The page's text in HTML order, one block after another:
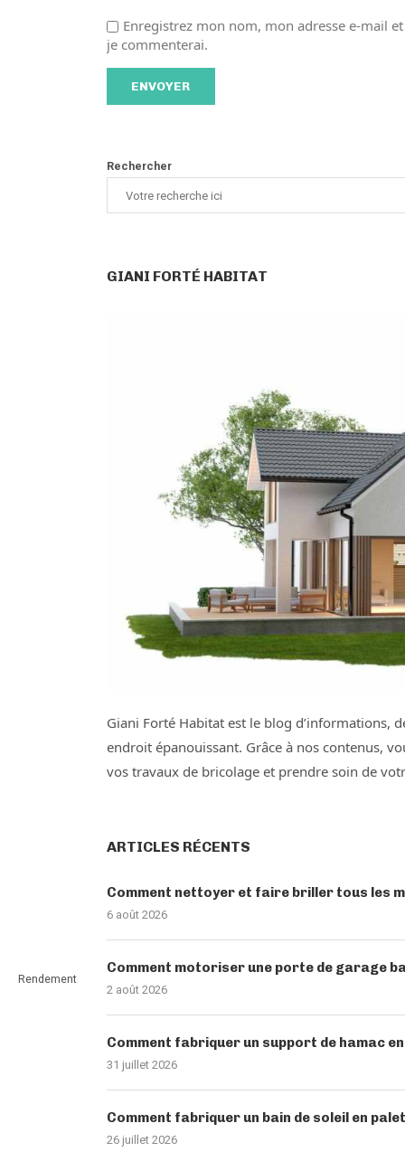
Rendement
Enregistrez mon nom, mon adresse e-mail
je commenterai.
Rechercher
GIANI FORTÉ HABITAT
Giani Forté Habitat est le blog d’informations,
endroit épanouissant. Grâce à nos contenus,
vos travaux de bricolage et prendre soin de
ARTICLES RÉCENTS
Comment nettoyer et faire briller tous les
6 août 2026
Comment motoriser une porte de garage
2 août 2026
Comment fabriquer un support de hamac
31 juillet 2026
Comment fabriquer un bain de soleil en
26 juillet 2026